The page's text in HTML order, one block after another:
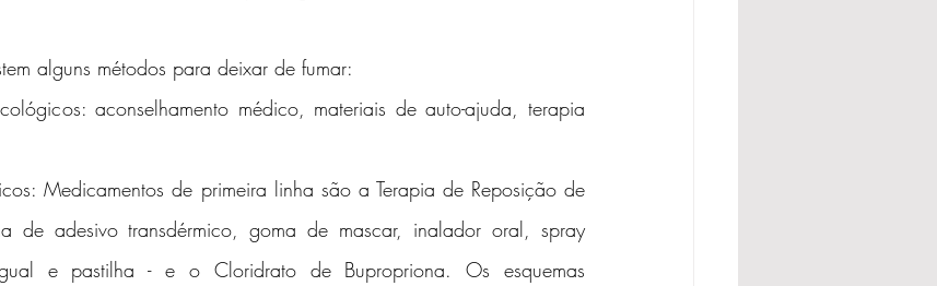
alguns métodos para deixar de fumar:
aconselhamento médico, materiais de auto-ajuda, terapia
Medicamentos de primeira linha são a Terapia de Reposição de
de adesivo transdérmico, goma de mascar, inalador oral, spray
e pastilha - e o Cloridrato de Bupropriona. Os esquemas